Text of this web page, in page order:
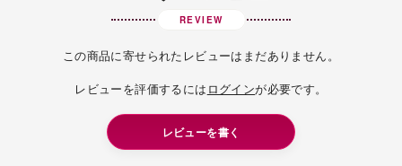
REVIEW
この商品に寄せられたレビューはまだありません。
レビューを評価するには ログインが必要です。
レビューを書く